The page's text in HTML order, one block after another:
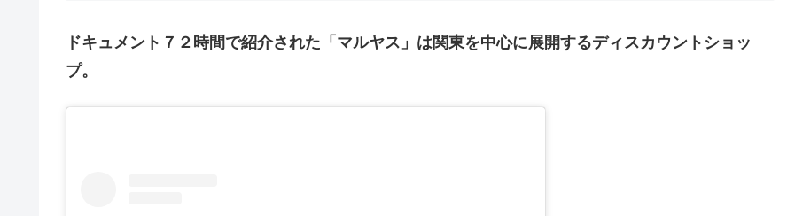
ドキュメント７２時間で紹介された「マルヤス」は関東を中心に展開するディスカウントショッ
プ。